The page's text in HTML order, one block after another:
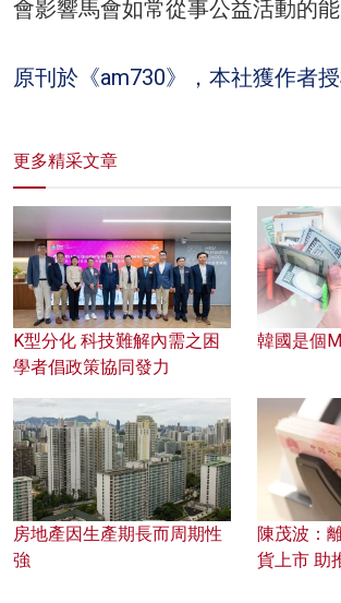
會影響馬會如常從事公益活動的能
原刊於《am730》，本社獲作者授
更多精采文章
K型分化 科技難解內需之困
學者倡政策協同發力
韓國是個
房地產因生產期長而周期性
強
陳茂波：
貨上市 助